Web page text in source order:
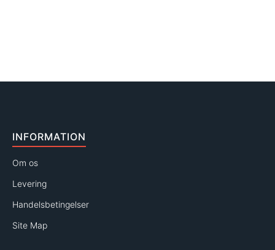
INFORMATION
Om os
Levering
Handelsbetingelser
Site Map